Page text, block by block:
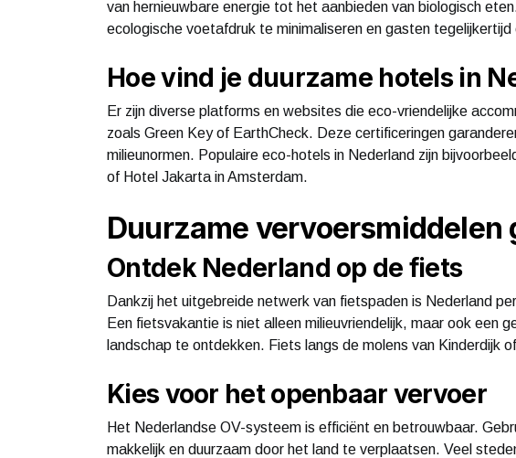
van hernieuwbare energie tot het aanbieden van biologisch
ecologische voetafdruk te minimaliseren en gasten
Hoe vind je duurzame hotels in
Er zijn diverse platforms en websites die eco-vriendelijke
zoals Green Key of EarthCheck. Deze certificeringen
milieunormen. Populaire eco-hotels in Nederland zijn
of Hotel Jakarta in Amsterdam.
Duurzame vervoersmiddelen
Ontdek Nederland op de fiets
Dankzij het uitgebreide netwerk van fietspaden is Nederland
Een fietsvakantie is niet alleen milieuvriendelijk, maar ook een
landschap te ontdekken. Fiets langs de molens van Kinderdijk
Kies voor het openbaar vervoer
Het Nederlandse OV-systeem is efficiënt en betrouwbaar.
makkelijk en duurzaam door het land te verplaatsen. Veel